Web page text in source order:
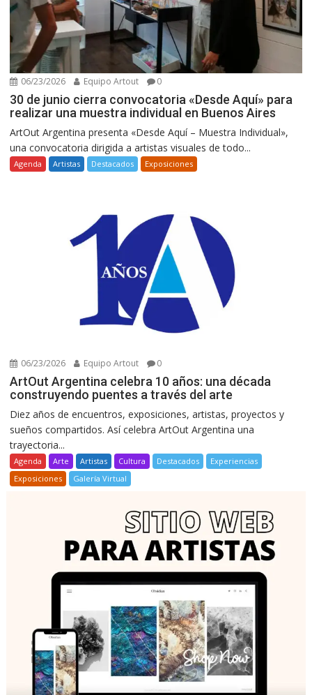
06/23/2026 Equipo Artout 0
30 de junio cierra convocatoria «Desde Aquí» para
realizar una muestra individual en Buenos Aires
ArtOut Argentina presenta «Desde Aquí – Muestra Individual»,
una convocatoria dirigida a artistas visuales de todo...
Agenda Artistas Destacados Exposiciones
06/23/2026 Equipo Artout 0
ArtOut Argentina celebra 10 años: una década
construyendo puentes a través del arte
Diez años de encuentros, exposiciones, artistas, proyectos y
sueños compartidos. Así celebra ArtOut Argentina una
trayectoria...
Agenda Arte Artistas Cultura Destacados
Experiencias
Exposiciones
Galería Virtual